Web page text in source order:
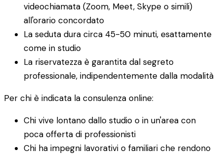
videochiamata (Zoom, Meet, Skype o simili)
all'orario concordato
La seduta dura circa 45-50 minuti, esattamente
come in studio
La riservatezza è garantita dal segreto
professionale, indipendentemente dalla modalità
Per chi è indicata la consulenza online:
Chi vive lontano dallo studio o in un'area con
poca offerta di professionisti
Chi ha impegni lavorativi o familiari che rendono